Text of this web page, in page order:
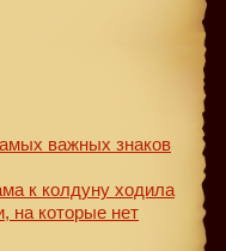
важных знаков
к колдуну ходила
на которые нет